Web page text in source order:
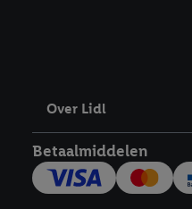
Over Lidl
Betaalmiddelen